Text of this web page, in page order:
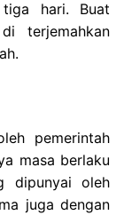
hari. Buat
terjemahkan
pemerintah
masa berlaku
dipunyai oleh
juga dengan